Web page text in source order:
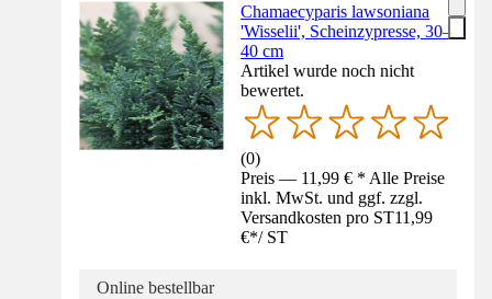
Chamaecyparis lawsoniana
'Wisselii', Scheinzypresse, 30–
40 cm
Artikel wurde noch nicht
bewertet.
(0)
Preis — 11,99 € * Alle Preise
inkl. MwSt. und ggf. zzgl.
Versandkosten pro ST11,99
€*/ ST
Online bestellbar